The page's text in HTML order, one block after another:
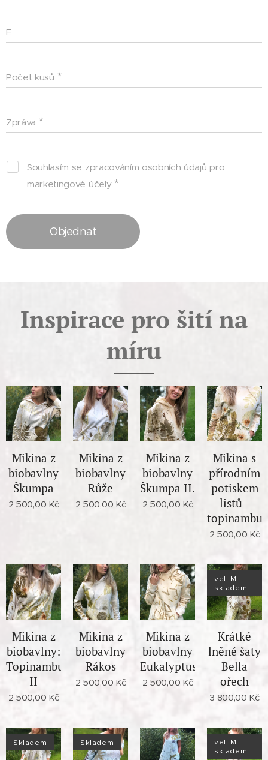
E
Počet kusů
Zpráva
Souhlasím se zpracováním osobních údajů pro
marketingové účely
Objednat
Inspirace pro šití na
míru
Mikina z
biobavlny
Škumpa
2 500,00 Kč
Mikina z
biobavlny
Růže
2 500,00 Kč
Mikina z
biobavlny
Škumpa II.
2 500,00 Kč
Mikina s
přírodním
potiskem
listů -
topinambur
2 500,00 Kč
Mikina z
biobavlny:
Topinambur
II
2 500,00 Kč
Mikina z
biobavlny
Rákos
2 500,00 Kč
Mikina z
biobavlny
Eukalyptus
2 500,00 Kč
Krátké
lněné šaty
Bella
ořech
vel. M
skladem
3 800,00 Kč
Skladem Skladem
vel. M
skladem